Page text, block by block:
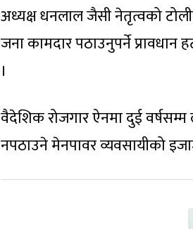
अध्यक्ष धनलाल जैसी नेतृत्वको
जना कामदार पठाउनुपर्ने प्रावधान
।
वैदेशिक रोजगार ऐनमा दुई वर्षसम्म
नपठाउने मेनपावर व्यवसायीको